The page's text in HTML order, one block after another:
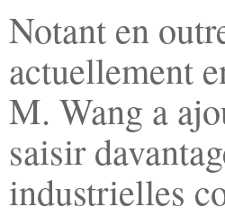
Notant en
actuellement
M. Wang a
saisir
industrielles